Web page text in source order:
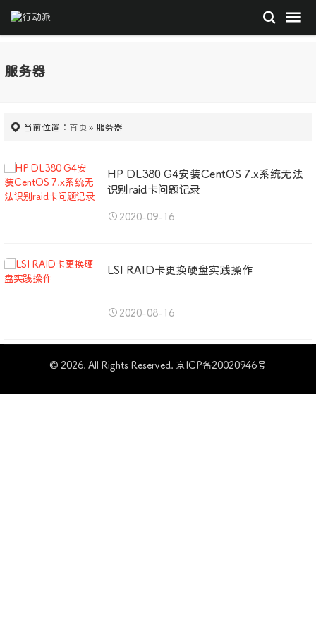
服务器
当前位置： 首页 » 服务器
HP DL380 G4安装CentOS 7.x系统无法
识别raid卡问题记录
2020-09-16
LSI RAID卡更换硬盘实践操作
2020-08-16
© 2026. All Rights Reserved. 京ICP备20020946号